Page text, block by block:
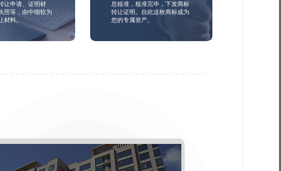
让申请、证明材
照等，由中细软为
材料。
息核准，核准完毕，下发商标
转让证明。自此这枚商标成为
您的专属资产。